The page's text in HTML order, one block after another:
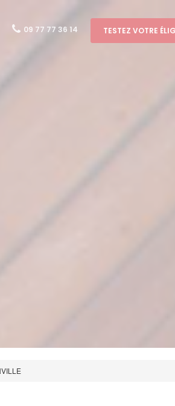
09 77 77 36 14 TESTEZ VOTRE